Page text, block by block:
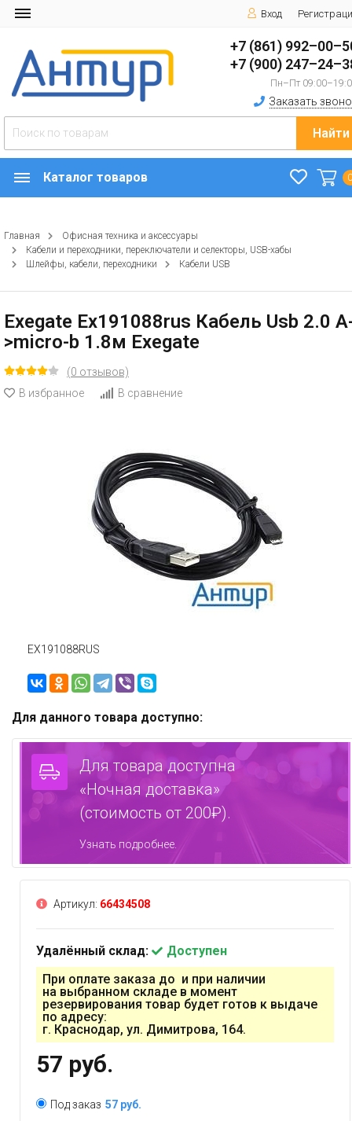
Вход
+7 (861)
+7 (900)
Пн–Пт
Заказать
Найти
Каталог товаров
Главная
Офисная техника и аксессуары
Кабели и переходники, переключатели и селекторы, USB-хабы
Шлейфы, кабели, переходники
Кабели USB
Exegate Ex191088rus Кабель Usb 2.0
>micro-b 1.8м Exegate
(0 отзывов)
В избранное
В сравнение
EX191088RUS
Для данного товара доступно:
Для товара доступна
«Ночная доставка»
(стоимость от 200₽).
Узнать подробнее.
Артикул: 66434508
Удалённый склад:
Доступен
При оплате заказа до и при наличии
на выбранном складе в момент
резервирования товар будет готов к выдаче
по адресу:
г. Краснодар, ул. Димитрова, 164.
57 руб.
Под заказ 57 руб.